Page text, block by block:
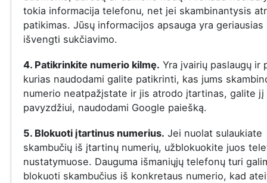
tokia informacija telefonu, net jei skambinantysis
patikimas. Jūsų informacijos apsauga yra geriausias
išvengti sukčiavimo.
4. Patikrinkite numerio kilmę. Yra įvairių paslaugų ir
kurias naudodami galite patikrinti, kas jums
numerio neatpažįstate ir jis atrodo įtartinas, galite
pavyzdžiui, naudodami Google paiešką.
5. Blokuoti įtartinus numerius. Jei nuolat sulaukiate
skambučių iš įtartinų numerių, užblokuokite juos
nustatymuose. Dauguma išmaniųjų telefonų turi
blokuoti skambučius iš konkretaus numerio, kad